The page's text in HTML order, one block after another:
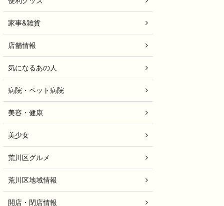
家事&雑貨
店舗情報
気になるあの人
病院・ペット病院
美容・健康
美少女
荒川区グルメ
荒川区地域情報
開店・閉店情報